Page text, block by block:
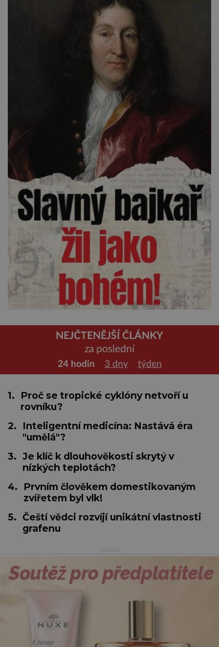
NEJČTENĚJŠÍ ČLÁNKY
za poslední
24 hodin 3 dny týden
1.
Proč se tropické cyklóny netvoří u
rovníku?
2.
Inteligentní medicína: Nastává éra
"umělá"?
3. Je klíč k dlouhověkosti skrytý v
nízkých teplotách?
4.
Prvním člověkem domestikovaným
zvířetem byl vlk!
5. Čeští vědci rozvíjí unikátní vlastnosti
grafenu